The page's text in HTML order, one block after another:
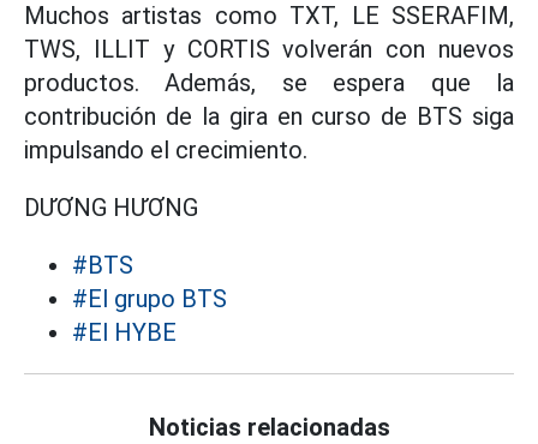
Muchos artistas como TXT, LE SSERAFIM,
TWS, ILLIT y CORTIS volverán con nuevos
productos. Además, se espera que la
contribución de la gira en curso de BTS siga
impulsando el crecimiento.
DƯƠNG HƯƠNG
#BTS
#El grupo BTS
#El HYBE
Noticias relacionadas